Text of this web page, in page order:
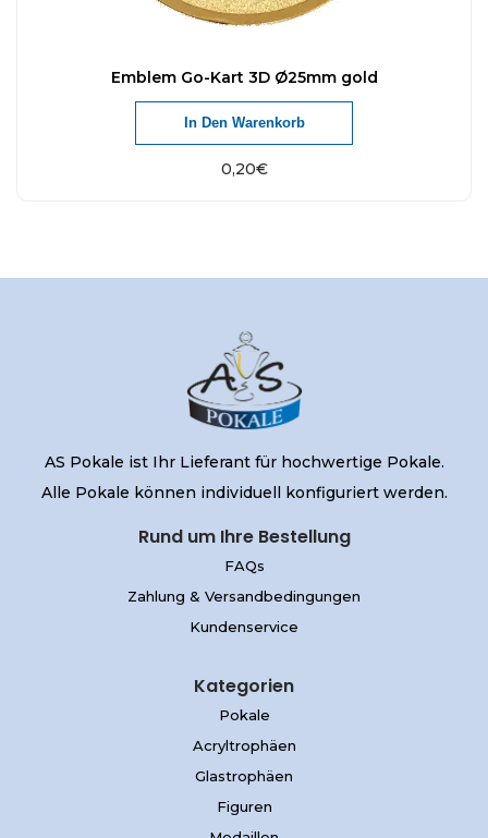
Emblem Go-Kart 3D Ø25mm gold
0,20€
In Den Warenkorb
AS Pokale ist Ihr Lieferant für hochwertige Pokale.
Alle Pokale können individuell konfiguriert werden.
Rund um Ihre Bestellung
FAQs
Zahlung & Versandbedingungen
Kundenservice
Kategorien
Pokale
Acryltrophäen
Glastrophäen
Figuren